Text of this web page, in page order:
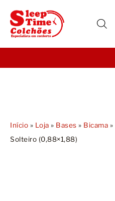
Sofás
Início » Loja » Bases » Bicama »
Solteiro (0,88×1,88)